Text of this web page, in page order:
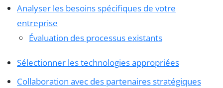
Analyser les besoins spécifiques de votre
entreprise
Évaluation des processus existants
Sélectionner les technologies appropriées
Collaboration avec des partenaires stratégiques